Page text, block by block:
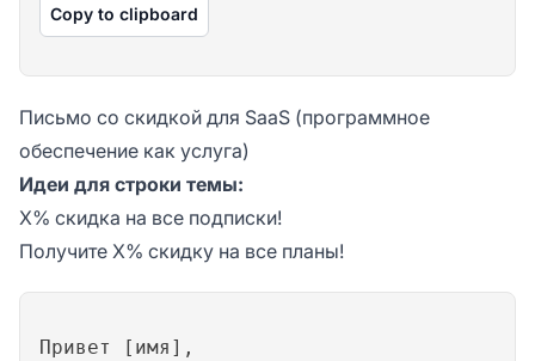
Copy to clipboard
Письмо со скидкой для SaaS (программное
обеспечение как услуга)
Идеи для строки темы:
X% скидка на все подписки!
Получите X% скидку на все планы!
Привет [имя],